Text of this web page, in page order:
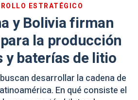
ESTRATÉGICO
y Bolivia firman
la producción
y baterías de litio
buscan desarrollar la cadena de
En qué consiste el